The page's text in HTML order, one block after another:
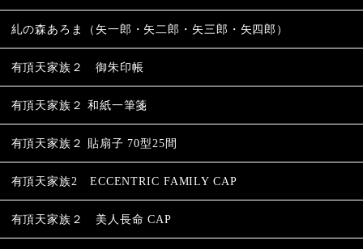
糺の森あろま（矢一郎・矢二郎・矢三郎・矢四郎）
有頂天家族２ 御朱印帳
有頂天家族２ 和紙一筆箋
有頂天家族２ 貼扇子 70型25間
有頂天家族2 ECCENTRIC FAMILY CAP
有頂天家族２ 美人長命 CAP